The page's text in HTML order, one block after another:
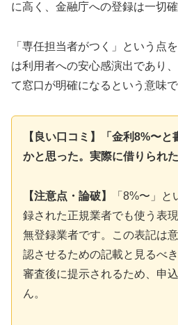
に高く、金融庁への登録は一切確
「専任担当者がつく」という点
は利用者への安心感演出であり
て窓口が明確になるという意味で
【良い口コミ】「金利8%〜
かと思った。実際に借りられた
【注意点・論破】
「8%〜」
録された正規業者でも使う表
無登録業者です。この表記は
認させるための記載と見るべ
審査後に提示されるため、申
ん。